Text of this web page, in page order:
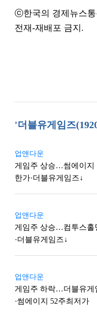
ⓒ한국의 경제뉴스통
전재-재배포 금지.
'더블유게임즈
업앤다운
게임주 상승…썸에이지
한가·더블유게임즈↓
업앤다운
게임주 상승…컴투스홀
·더블유게임즈↓
업앤다운
게임주 하락…더블유게
·썸에이지 52주최저가